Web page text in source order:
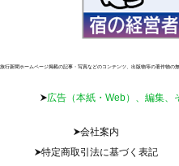
旅行新聞ホームページ掲載の記事・写真などのコンテンツ、出版物等の著作物の無
広告（本紙・Web）、編集、
会社案内
特定商取引法に基づく表記